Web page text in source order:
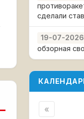
сделали
19-07-2026
обзорная
«